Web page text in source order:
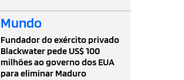
Mundo
Fundador do exército privado
Blackwater pede US$ 100
milhões ao governo dos EUA
para eliminar Maduro